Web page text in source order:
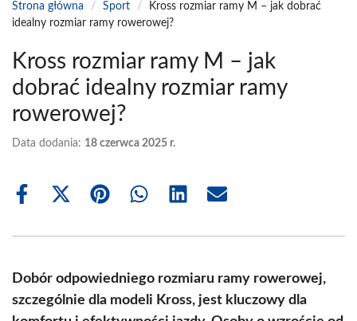
Strona główna / Sport /
Kross rozmiar ramy M – jak dobrać
idealny rozmiar ramy rowerowej?
Kross rozmiar ramy M – jak
dobrać idealny rozmiar ramy
rowerowej?
Data dodania: 18 czerwca 2025 r.
Share
Share
(Twitter)
Share Share Share Share
Dobór odpowiedniego rozmiaru ramy rowerowej,
szczególnie dla modeli Kross, jest kluczowy dla